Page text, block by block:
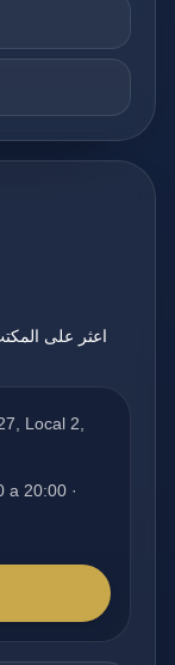
اعثر على
Local 2,
a 20:00 ·